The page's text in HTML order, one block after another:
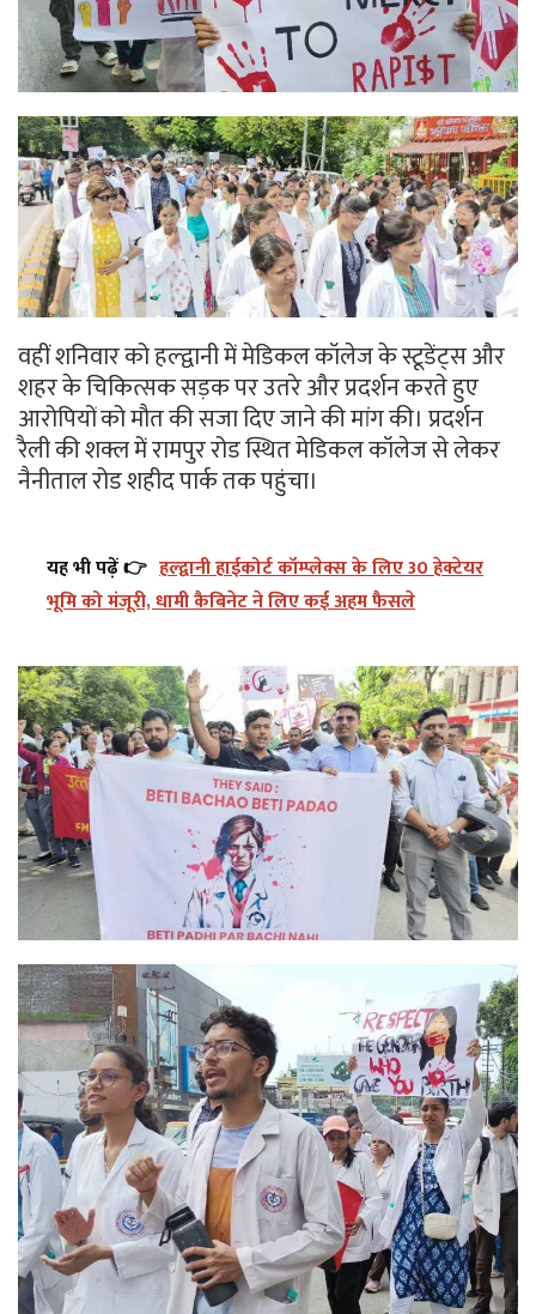
वहीं शनिवार को हल्द्वानी में मेडिकल कॉलेज के स्टूडेंट्स और
शहर के चिकित्सक सड़क पर उतरे और प्रदर्शन करते हुए
आरोपियों को मौत की सजा दिए जाने की मांग की। प्रदर्शन
रैली की शक्ल में रामपुर रोड स्थित मेडिकल कॉलेज से लेकर
नैनीताल रोड शहीद पार्क तक पहुंचा।
यह भी पढ़ें 👉 हल्द्वानी हाईकोर्ट कॉम्प्लेक्स के लिए 30 हेक्टेयर
भूमि को मंजूरी, धामी कैबिनेट ने लिए कई अहम फैसले